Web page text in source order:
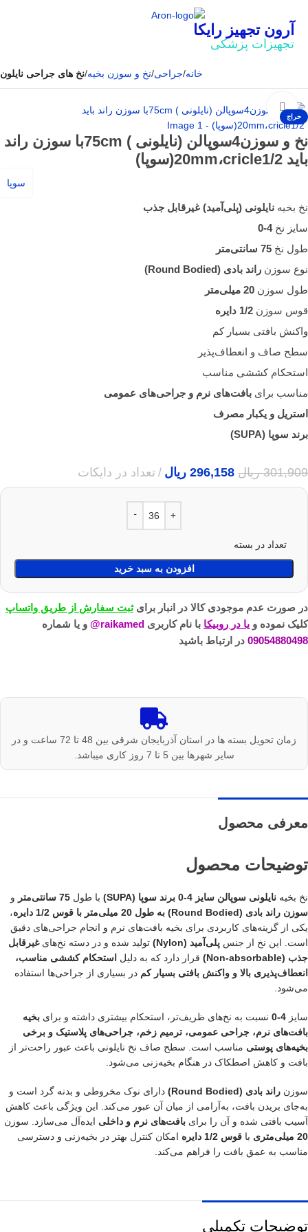
آرون تجهیز رایکا
تجهیزات پزشکی
خانه جراحی نخ و سوزن بخیه نخ های جراحی نایلون
حراج
بزرگنمایی تصویر
نخ و سوزن4سوپالن (نایلونی ) 75cmبا سوزن راند
باید 20mm،cricle1/2(سوپا)
سوپا
نخ بخیه نایلونی (پلی‌آمید) غیرقابل جذب
سایز نخ4-0
طول نخ 75 سانتی‌متر
نوع سوزن راند بادی (Round Bodied)
طول سوزن 20 میلی‌متر
قوس سوزن 1/2 دایره
واکنش بافتی بسیار کم
سطح صاف و انعطاف‌پذیر
استحکام کششی مناسب
مناسب برای بافت‌های نرم و جراحی‌های عمومی
استریل و یکبار مصرف
برند سوپا (SUPA)
301,909 ریال 296,158 ریال تعداد در دایکات
تعداد در بسته
افزودن به سبد خرید
در صورت عدم موجودی کالا در انبار برایثبت سفارش از طریق واتساپ
کلیک نموده و یا در روبیکا با نام کاربری raikamed@
و یا شماره
09054880498 در ارتباط باشید
زمان تحویل بسته ها در استان آذربایجان شرقی بین 48 تا 72 ساعت و در
سایر شهرها بین 5 تا 7 روز کاری میباشد.
معرفی محصول
توضیحات محصول
نخ بخیه نایلونی سوپالن سایز 4-0 برند سوپا (SUPA) با طول 75 سانتی‌متر
و
سوزن راند بادی (Round Bodied) به طول 20 میلی‌متر با قوس 1/2 دایره
،
یکی از گزینه‌های کاربردی برای بخیه بافت‌های نرم و انجام جراحی‌های دقیق
است. این نخ از جنس پلی‌آمید (Nylon) تولید شده و در دسته نخ‌هایغیرقابل
جذب (Non‑absorbable)
قرار دارد که به دلیل استحکام کششی مناسب،
انعطاف‌پذیری بالا و واکنش بافتی بسیار کم در بسیاری از جراحی‌ها استفاده
می‌شود.
سایز 4-0 نسبت به نخ‌های ظریف‌تر، استحکام بیشتری داشته و برای بخیه
بافت‌های نرم، جراحی عمومی، ترمیم زخم، جراحی‌های پلاستیک و برخی
بخیه‌های پوستی مناسب است. سطح صاف نخ نایلونی باعث عبور راحت‌تر از
بافت و کاهش اصطکاک در هنگام بخیه‌زنی می‌شود.
سوزن راند بادی (Round Bodied)
دارای نوک مخروطی و بدنه گرد است و
به‌جای بریدن بافت، به‌آرامی از میان آن عبور می‌کند. این ویژگی باعث کاهش
آسیب بافتی شده و آن را برای بافت‌های نرم و داخلی ایده‌آل می‌سازد. سوزن
20 میلی‌متری
با قوس 1/2 دایره
امکان کنترل بهتر در بخیه‌زنی و دسترسی
مناسب به عمق بافت را فراهم می‌کند.
توضیحات تکمیلی